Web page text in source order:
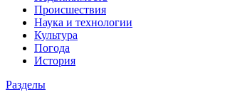
Происшествия
Наука и технологии
Культура
Погода
История
Разделы